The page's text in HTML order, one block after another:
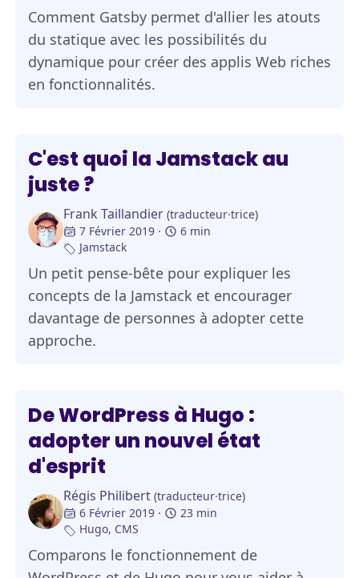
Comment Gatsby permet d'allier les atouts
du statique avec les possibilités du
dynamique pour créer des applis Web riches
en fonctionnalités.
C'est quoi la Jamstack au
juste ?
Frank Taillandier (traducteur·trice)
7 Février 2019
6 min
Jamstack
Un petit pense-bête pour expliquer les
concepts de la Jamstack et encourager
davantage de personnes à adopter cette
approche.
De WordPress à Hugo :
adopter un nouvel état
d'esprit
Régis Philibert (traducteur·trice)
6 Février 2019
23 min
Hugo, CMS
Comparons le fonctionnement de